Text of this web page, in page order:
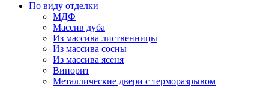
По виду отделки
МДФ
Массив дуба
Из массива лиственницы
Из массива сосны
Из массива ясеня
Винорит
Металлические двери с терморазрывом